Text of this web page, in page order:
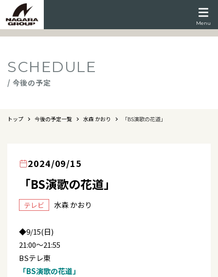
Menu
SCHEDULE
/ 今後の予定
トップ 今後の予定一覧 水森 かおり 「BS演歌の花道」
2024/09/15
「BS演歌の花道」
テレビ 水森 かおり
◆9/15(日)
21:00～21:55
BSテレ東
「BS演歌の花道」